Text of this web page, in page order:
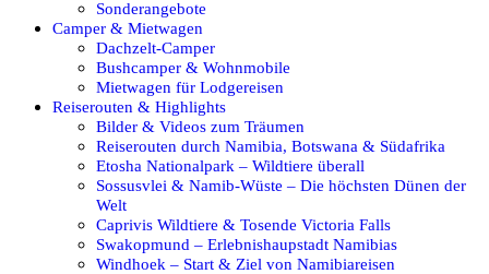
Sonderangebote
Camper & Mietwagen
Dachzelt-Camper
Bushcamper & Wohnmobile
Mietwagen für Lodgereisen
Reiserouten & Highlights
Bilder & Videos zum Träumen
Reiserouten durch Namibia, Botswana & Südafrika
Etosha Nationalpark – Wildtiere überall
Sossusvlei & Namib-Wüste – Die höchsten Dünen der
Welt
Caprivis Wildtiere & Tosende Victoria Falls
Swakopmund – Erlebnishaupstadt Namibias
Windhoek – Start & Ziel von Namibiareisen